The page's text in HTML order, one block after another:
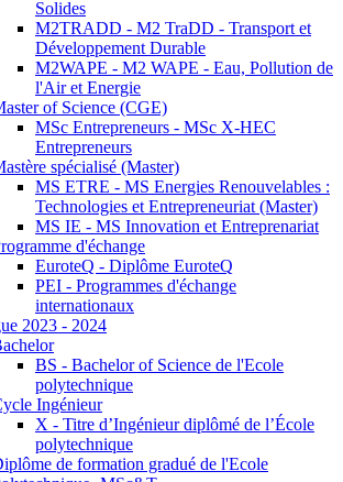
Solides
M2TRADD - M2 TraDD - Transport et
Développement Durable
M2WAPE - M2 WAPE - Eau, Pollution de
l'Air et Energie
of Science (CGE)
MSc Entrepreneurs - MSc X-HEC
Entrepreneurs
spécialisé (Master)
MS ETRE - MS Energies Renouvelables :
Technologies et Entrepreneuriat (Master)
MS IE - MS Innovation et Entreprenariat
d'échange
EuroteQ - Diplôme EuroteQ
PEI - Programmes d'échange
internationaux
2023 - 2024
BS - Bachelor of Science de l'Ecole
polytechnique
Ingénieur
X - Titre d’Ingénieur diplômé de l’École
polytechnique
de formation gradué de l'Ecole